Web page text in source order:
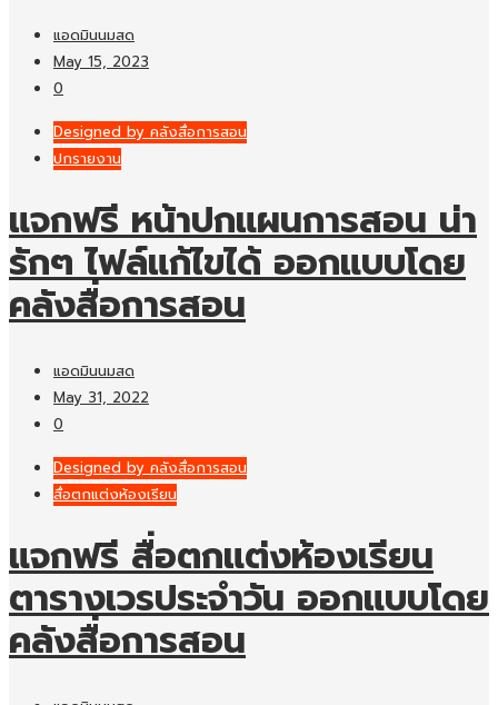
แอดมินนมสด
May 15, 2023
0
Designed by คลังสื่อการสอน
ปกรายงาน
แจกฟรี หน้าปกแผนการสอน น่า
รักๆ ไฟล์แก้ไขได้ ออกแบบโดย
คลังสื่อการสอน
แอดมินนมสด
May 31, 2022
0
Designed by คลังสื่อการสอน
สื่อตกแต่งห้องเรียน
แจกฟรี สื่อตกแต่งห้องเรียน
ตารางเวรประจำวัน ออกแบบโดย
คลังสื่อการสอน